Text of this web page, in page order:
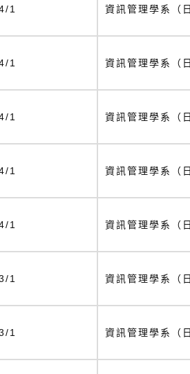
1 資訊管理學系（
1 資訊管理學系（
1 資訊管理學系（
1 資訊管理學系（
1 資訊管理學系（
1 資訊管理學系（
1 資訊管理學系（